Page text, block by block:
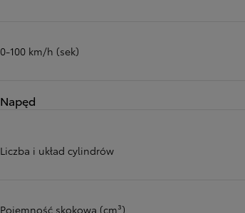
0-100 km/h (sek)
Napęd
Liczba i układ cylindrów
Pojemność skokowa (cm³)